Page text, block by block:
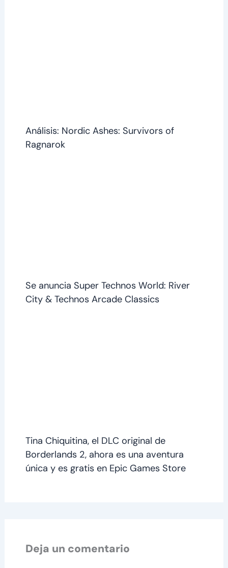
Análisis: Nordic Ashes: Survivors of
Ragnarok
Se anuncia Super Technos World: River
City & Technos Arcade Classics
Tina Chiquitina, el DLC original de
Borderlands 2, ahora es una aventura
única y es gratis en Epic Games Store
Deja un comentario